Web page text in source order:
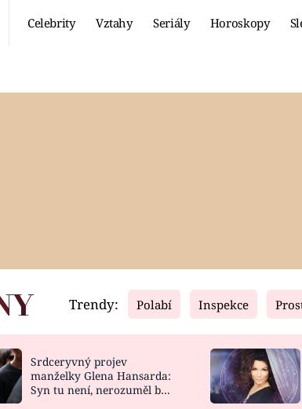
Celebrity Vztahy Seriály Horoskopy
Video
CELEBRITY
VAŘENÍ
Fresh
NOVINKY
Trendy: Polabí Inspekce
Srdceryvný projev
manželky Glena Hansarda:
Syn tu není, nerozuměl by